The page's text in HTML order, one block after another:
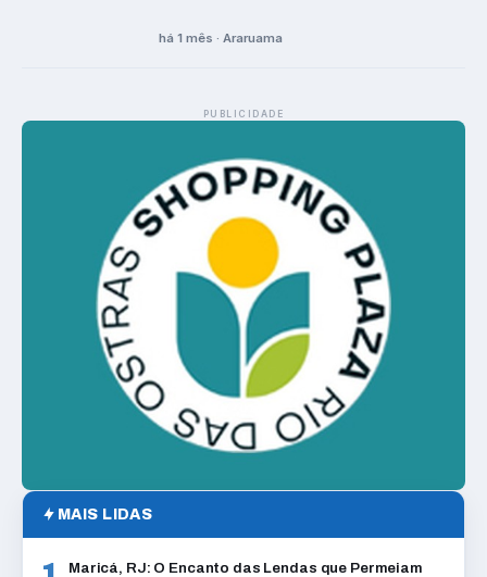
há 1 mês · Araruama
PUBLICIDADE
MAIS LIDAS
Maricá, RJ: O Encanto das Lendas que Permeiam